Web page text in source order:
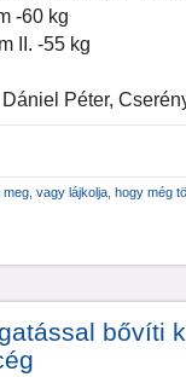
-60 kg
II. -55 kg
Péter,
vagy lájkolja, hogy még
bővíti